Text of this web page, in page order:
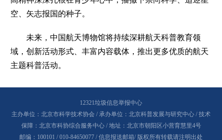
空、矢志报国的种子。
未来，中国航天博物馆将持续深耕航天科普教育领
域，创新活动形式、丰富内容载体，推出更多优质的航天
主题科普活动。
12321垃圾信息举报中心
主办单位：北京市科学技术协会 / 承办单位：北京科普发展与研究中心 / 技术
保障：北京市科协综合服务中心 / 地址：北京市朝阳区小营育慧里4号
邮编：100101 / 010-84650077 /信息报送邮箱/ 版权所有转载请注明出处